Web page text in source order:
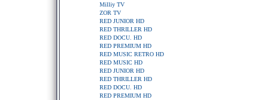
Milliy TV
ZOR TV
RED JUNIOR HD
RED THRILLER HD
RED DOCU. HD
RED PREMIUM HD
RED MUSIC RETRO HD
RED MUSIC HD
RED JUNIOR HD
RED THRILLER HD
RED DOCU. HD
RED PREMIUM HD